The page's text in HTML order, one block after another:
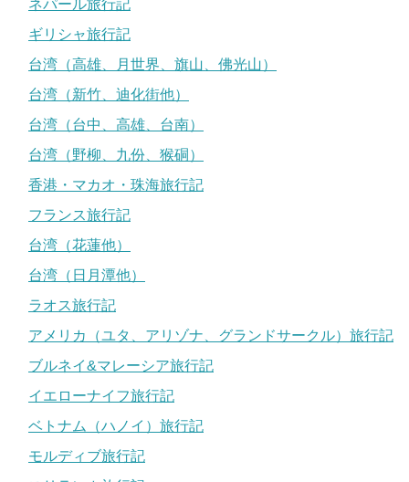
ネパール旅行記
ギリシャ旅行記
台湾（高雄、月世界、旗山、佛光山）
台湾（新竹、迪化街他）
台湾（台中、高雄、台南）
台湾（野柳、九份、猴硐）
香港・マカオ・珠海旅行記
フランス旅行記
台湾（花蓮他）
台湾（日月潭他）
ラオス旅行記
アメリカ（ユタ、アリゾナ、グランドサークル）旅行記
ブルネイ&マレーシア旅行記
イエローナイフ旅行記
ベトナム（ハノイ）旅行記
モルディブ旅行記